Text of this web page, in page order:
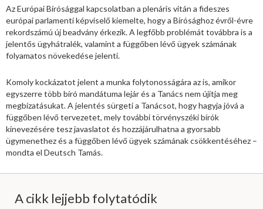
Az Európai Bírósággal kapcsolatban a plenáris vitán a fideszes
európai parlamenti képviselő kiemelte, hogy a Bírósághoz évről-évre
rekordszámú új beadvány érkezik. A legfőbb problémát továbbra is a
jelentős ügyhátralék, valamint a függőben lévő ügyek számának
folyamatos növekedése jelenti.
Komoly kockázatot jelent a munka folytonosságára az is, amikor
egyszerre több bíró mandátuma lejár és a Tanács nem újítja meg
megbízatásukat. A jelentés sürgeti a Tanácsot, hogy hagyja jóvá a
függőben lévő tervezetet, mely további törvényszéki bírók
kinevezésére tesz javaslatot és hozzájárulhatna a gyorsabb
ügymenethez és a függőben lévő ügyek számának csökkentéséhez –
mondta el Deutsch Tamás.
A cikk lejjebb folytatódik